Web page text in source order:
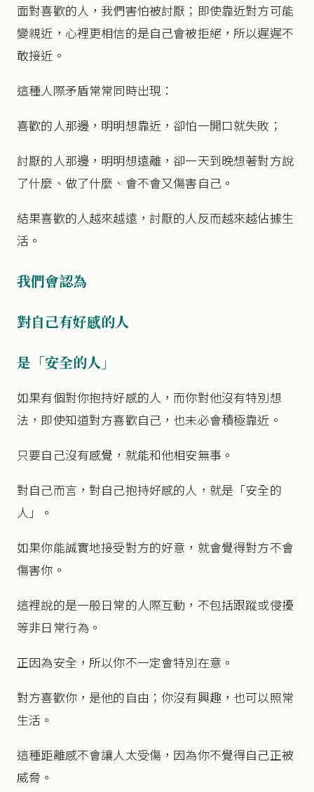
面對喜歡的人，我們害怕被討厭；即使靠近對方可能
變親近，心裡更相信的是自己會被拒絕，所以遲遲不
敢接近。
這種人際矛盾常常同時出現：
喜歡的人那邊，明明想靠近，卻怕一開口就失敗；
討厭的人那邊，明明想遠離，卻一天到晚想著對方說
了什麼、做了什麼、會不會又傷害自己。
結果喜歡的人越來越遠，討厭的人反而越來越佔據生
活。
我們會認為
對自己有好感的人
是「安全的人」
如果有個對你抱持好感的人，而你對他沒有特別想
法，即使知道對方喜歡自己，也未必會積極靠近。
只要自己沒有感覺，就能和他相安無事。
對自己而言，對自己抱持好感的人，就是「安全的
人」。
如果你能誠實地接受對方的好意，就會覺得對方不會
傷害你。
這裡說的是一般日常的人際互動，不包括跟蹤或侵擾
等非日常行為。
正因為安全，所以你不一定會特別在意。
對方喜歡你，是他的自由；你沒有興趣，也可以照常
生活。
這種距離感不會讓人太受傷，因為你不覺得自己正被
威脅。